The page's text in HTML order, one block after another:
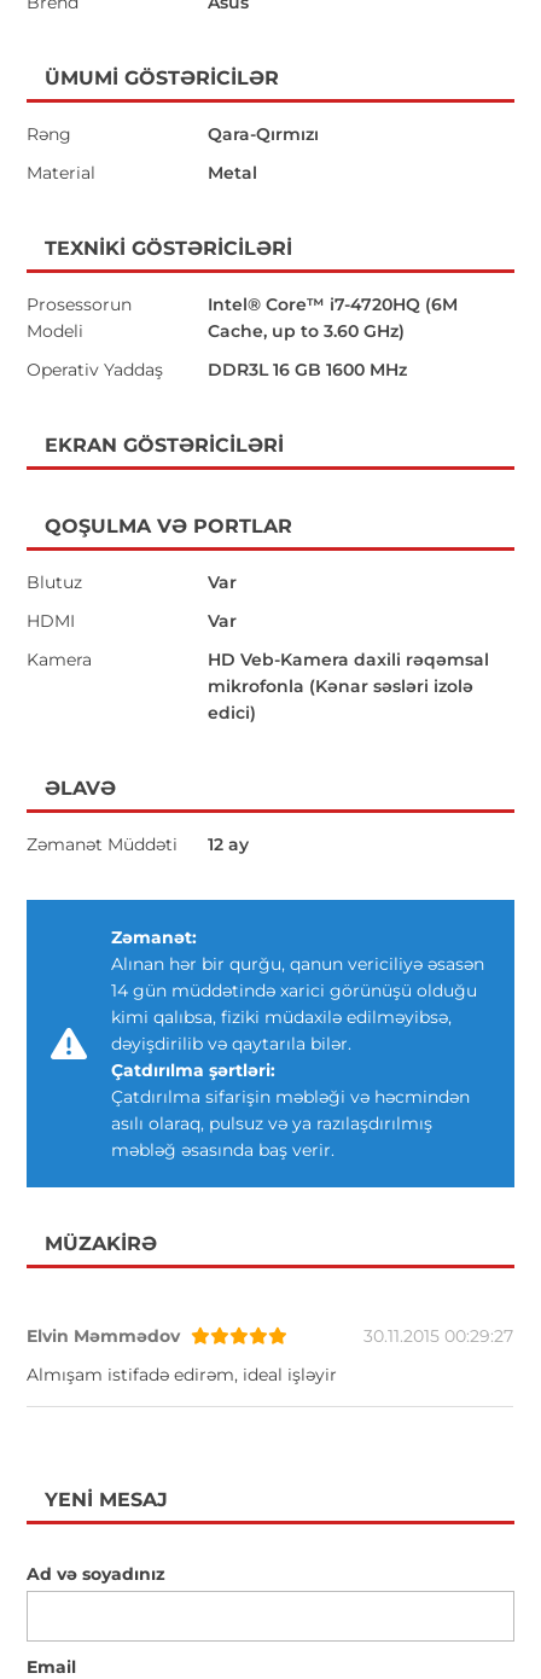
ÜMUMI GÖSTƏRICILƏR
Rəng
Qara-Qırmızı
Material
Metal
TEXNIKI GÖSTƏRICILƏRI
Prosessorun
Modeli
Intel® Core™ i7-4720HQ (6M
Cache, up to 3.60 GHz)
Operativ Yaddaş
DDR3L 16 GB 1600 MHz
EKRAN GÖSTƏRICILƏRI
QOŞULMA VƏ PORTLAR
Blutuz
Var
HDMI
Var
Kamera
HD Veb-Kamera daxili rəqəmsal
mikrofonla (Kənar səsləri izolə
edici)
ƏLAVƏ
Zəmanət Müddəti 12 ay
Zəmanət:
Alınan hər bir qurğu, qanun vericiliyə əsasən
14 gün müddətində xarici görünüşü olduğu
kimi qalıbsa, fiziki müdaxilə edilməyibsə,
dəyişdirilib və qaytarıla bilər.
Çatdırılma şərtləri:
Çatdırılma sifarişin məbləği və həcmindən
asılı olaraq, pulsuz və ya razılaşdırılmış
məbləğ əsasında baş verir.
MÜZAKIRƏ
Elvin Məmmədov
30.11.2015 00:29:27
Almışam istifadə edirəm, ideal işləyir
YENI MESAJ
Ad və soyadınız
Email